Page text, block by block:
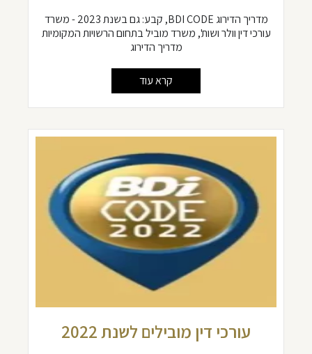
מדריך הדירוג BDI CODE, קבע: גם בשנת 2023 - משרד
עורכי דין וולר ושות', משרד מוביל בתחום הרשויות המקומיות
מדריך הדירוג
קרא עוד
עורכי דין מובילים לשנת 2022